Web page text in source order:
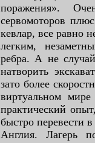
поражения».
сервомоторов
кевлар, все равно
легким,
ребра. А не
натворить
зато более
виртуальном
практический
быстро перевести
Англия. Лагерь